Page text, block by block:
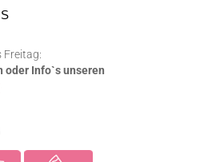
Freitag:
oder Info`s unseren